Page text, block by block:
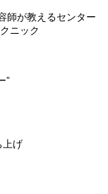
師が教えるセンター
ニック
”
げ